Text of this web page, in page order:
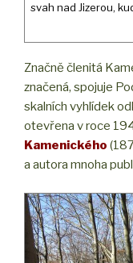
svah nad Jizerou,
Značně členitá
značená, spojuje
skalních vyhlídek
otevřena v roce
Kamenického
a autora mnoha